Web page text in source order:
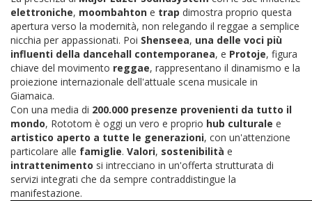
elettroniche, moombahton e trap dimostra proprio questa
apertura verso la modernità, non relegando il reggae a semplice
nicchia per appassionati. Poi Shenseea, una delle voci più
influenti della dancehall contemporanea, e Protoje, figura
chiave del movimento reggae, rappresentano il dinamismo e la
proiezione internazionale dell'attuale scena musicale in
Giamaica.
Con una media di 200.000 presenze provenienti da tutto il
mondo, Rototom è oggi un vero e proprio hub culturale e
artistico aperto a tutte le generazioni, con un'attenzione
particolare alle famiglie. Valori, sostenibilità e
intrattenimento si intrecciano in un'offerta strutturata di
servizi integrati che da sempre contraddistingue la
manifestazione.